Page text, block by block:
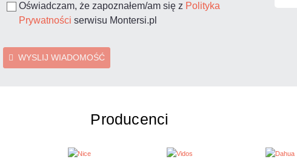
Oświadczam, że zapoznałem/am się z Polityka
Prywatności serwisu Montersi.pl
WYSLIJ WIADOMOŚĆ
Producenci